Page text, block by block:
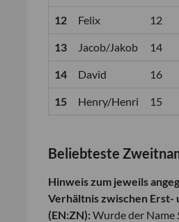
12 Felix 12
13 Jacob/Jakob 14
14 David 16
15 Henry/Henri 15
Beliebteste
Hinweis zum jeweils
Verhältnis zwischen Erst-
(EN:ZN):Wurde der Name